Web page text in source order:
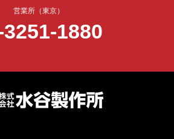
営業所（東京）
1880